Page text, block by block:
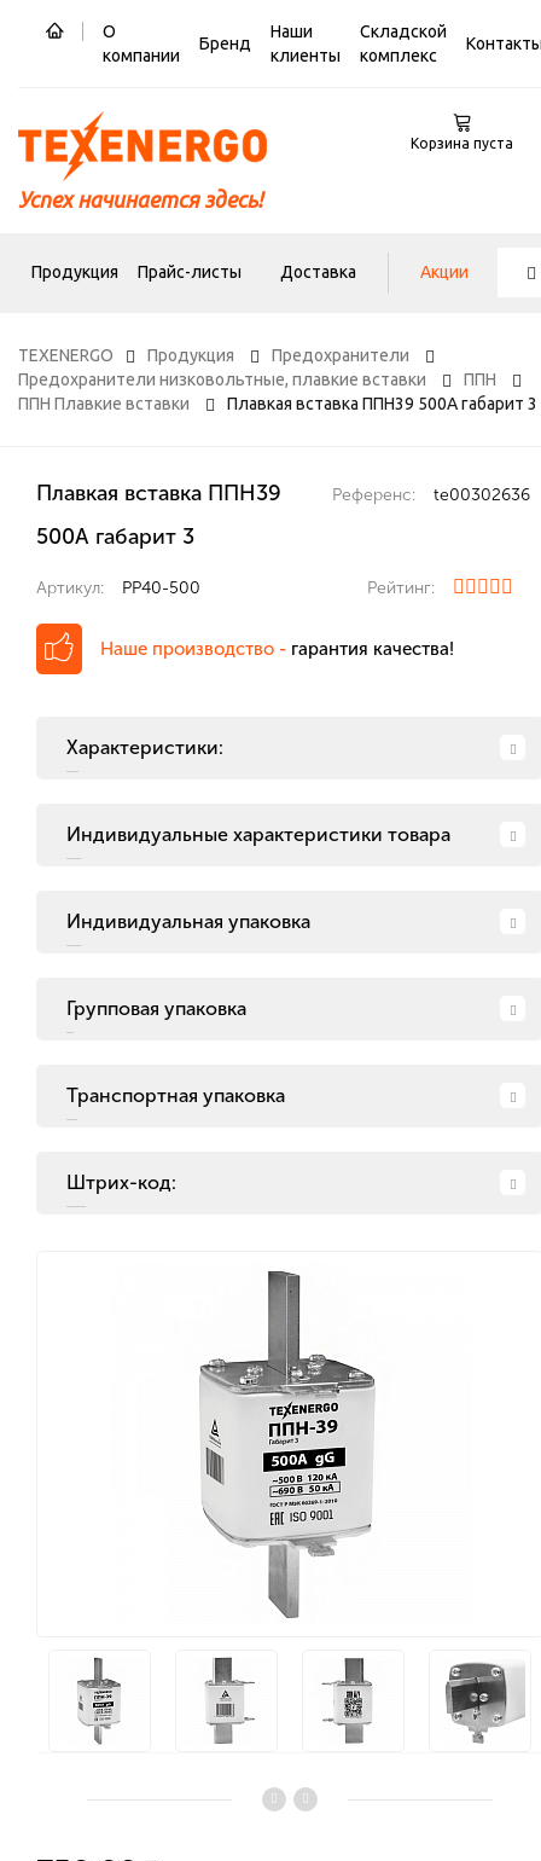
О
компании
Бренд
Наши
клиенты
Складской
комплекс
Успех начинается здесь!
Корзина пуста
Продукция Прайс-листы Доставка Акции
TEXENERGO Продукция
Предохранители
Предохранители низковольтные, плавкие вставки
ППН
ППН Плавкие вставки
Плавкая вставка ППН39 500А габарит 3
Плавкая вставка ППН39
500А габарит 3
Референс: te00302636
Артикул: PP40-500 Рейтинг:
Наше производство - гарантия качества!
Характеристики:
Индивидуальные характеристики товара
Индивидуальная упаковка
Групповая упаковка
Транспортная упаковка
Штрих-код: